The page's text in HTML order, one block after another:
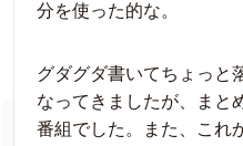
分を使った的な。
グダグダ書いてちょっと
なってきましたが、まと
番組でした。また、これ